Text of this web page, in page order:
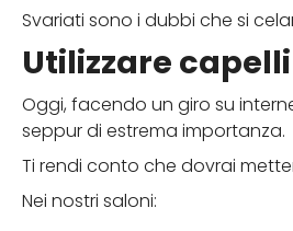
Svariati sono i dubbi che si
Utilizzare
Oggi, facendo un giro su
seppur di estrema importanza.
Ti rendi conto che dovrai
Nei nostri saloni: